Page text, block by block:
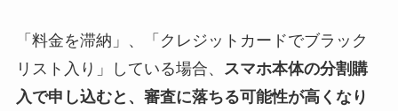
「料金を滞納」、「クレジットカードでブラック
リスト入り」している場合、 スマホ本体の分割購
入で申し込むと、審査に落ちる可能性が高くなり